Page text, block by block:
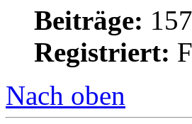
Beiträge: 157
Registriert:
Nach oben